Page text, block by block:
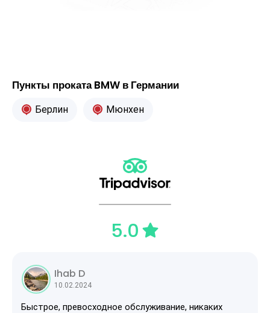
Пункты проката BMW в Германии
Берлин Мюнхен
5.0
Ihab D
10.02.2024
Быстрое, превосходное обслуживание, никаких